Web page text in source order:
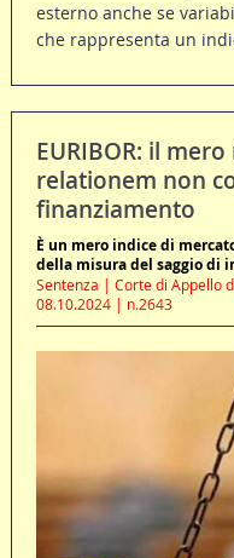
esterno anche se
che rappresenta un
EURIBOR: il
relationem non
finanziamento
È un mero indice di
della misura del saggio di
Sentenza | Corte di Appello
08.10.2024 | n.2643